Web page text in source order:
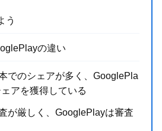
う
の違い
でのシェアが多く、GooglePla
アを獲得している
が厳しく、GooglePlayは審査